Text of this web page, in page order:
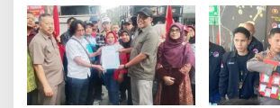
Siap Tampung Dua Ribu
Siswa